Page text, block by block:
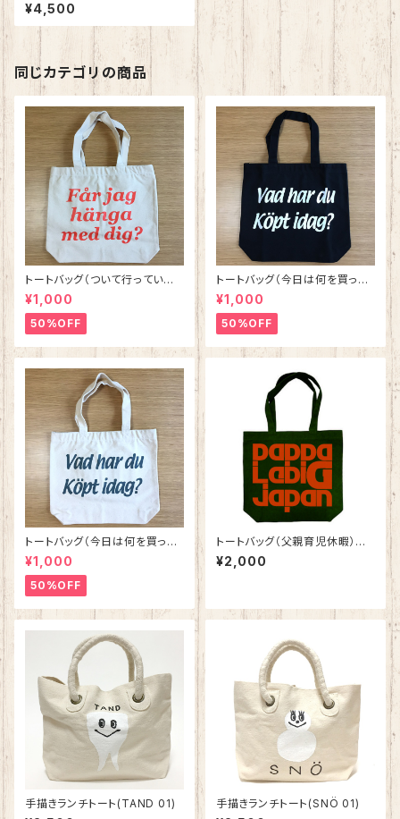
¥4,500
同じカテゴリの商品
トートバッグ（ついて行ってい
い？） ナチュラルxサーモンピン
ク
¥1,000
50%OFF
トートバッグ（今日は何を買った
の？） ブラックxホワイト
¥1,000
50%OFF
トートバッグ（今日は何を買った
の？） ナチュラルxダークグリ
ーン
¥1,000
50%OFF
トートバッグ（父親育児休暇）
フォレストグリーンxダークオレ
ンジ ★値下げ★
¥2,000
手描きランチトート(TAND 01) 手描きランチトート(SNÖ 01)